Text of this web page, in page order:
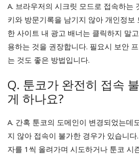
A. 브라우저의 시크릿 모드로 접속하는
키와 방문기록을 남기지 않아 개인정보
한 사이트 내 광고 배너는 클릭하지 말
용하는 것을 권장합니다. 필요시 보안
는 것도 좋은 방법입니다.
Q. 툰코가 완전히 접속
게 하나요?
A. 간혹 툰코의 도메인이 변경되었는데
지 않아 접속이 불가한 경우가 있습니
자를 1씩 올려가며 시도하거나 툰코 시